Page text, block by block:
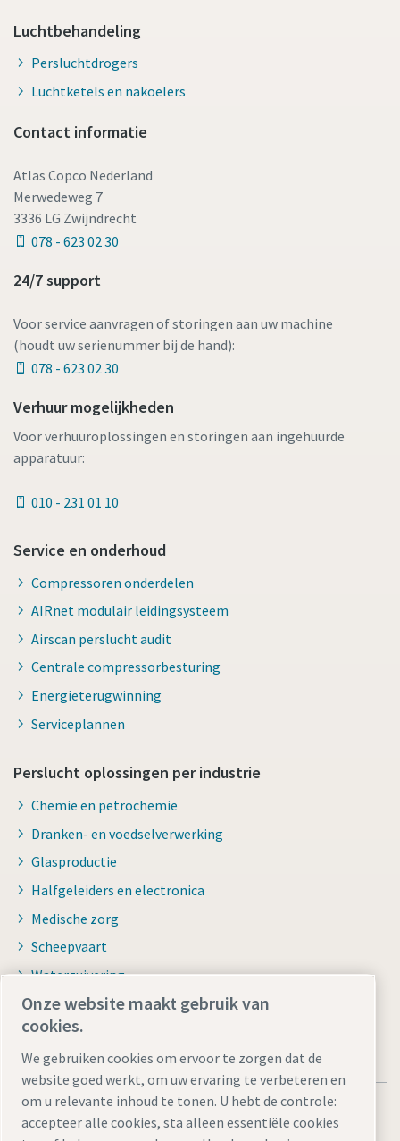
Luchtbehandeling
Persluchtdrogers
Luchtketels en nakoelers
Contact informatie
Atlas Copco Nederland
Merwedeweg 7
3336 LG Zwijndrecht
078 - 623 02 30
24/7 support
Voor service aanvragen of storingen aan uw machine
(houdt uw serienummer bij de hand):
078 - 623 02 30
Verhuur mogelijkheden
Voor verhuuroplossingen en storingen aan ingehuurde
apparatuur:
010 - 231 01 10
Service en onderhoud
Compressoren onderdelen
AIRnet modulair leidingsysteem
Airscan perslucht audit
Centrale compressorbesturing
Energieterugwinning
Serviceplannen
Perslucht oplossingen per industrie
Chemie en petrochemie
Dranken- en voedselverwerking
Glasproductie
Halfgeleiders en electronica
Medische zorg
Scheepvaart
Waterzuivering
Onze website maakt gebruik van
cookies.
We gebruiken cookies om ervoor te zorgen dat de
website goed werkt, om uw ervaring te verbeteren en
om u relevante inhoud te tonen. U hebt de controle:
accepteer alle cookies, sta alleen essentiële cookies